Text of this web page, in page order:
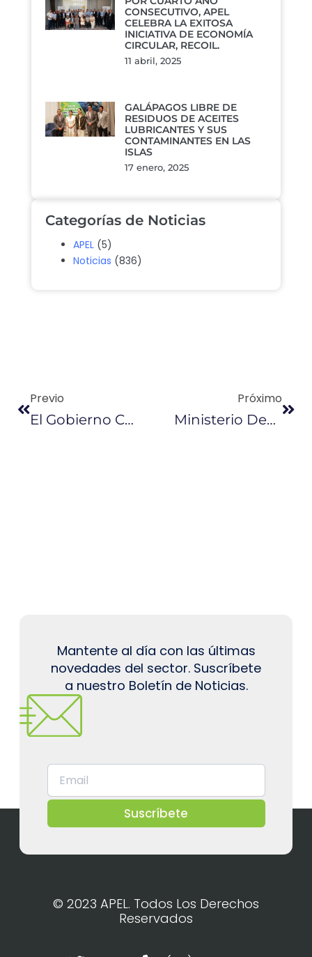
CONSECUTIVO, APEL
CELEBRA LA EXITOSA
INICIATIVA DE ECONOMÍA
CIRCULAR, RECOIL.
11 abril, 2025
GALÁPAGOS LIBRE DE
RESIDUOS DE ACEITES
LUBRICANTES Y SUS
CONTAMINANTES EN LAS
ISLAS
17 enero, 2025
Categorías de Noticias
APEL (5)
Noticias (836)
Previo
El Gobierno Continúa La Revisión De Contratos Petroleros
Próximo
Ministerio Desmiente Incremento En Precios De Los Combustibles
Mantente al día con las últimas
novedades del sector. Suscríbete
a nuestro Boletín de Noticias.
Suscríbete
© 2023 APEL. Todos Los Derechos
Reservados